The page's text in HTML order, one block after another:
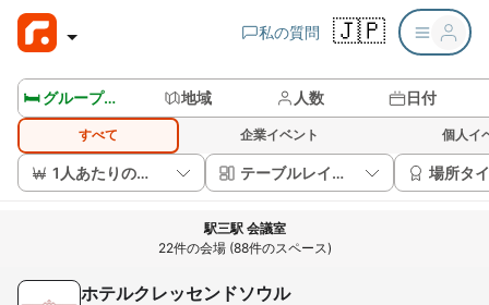
私の質問 🇯🇵
🛏️ グループルームを見る 地域 人数 日付
すべて 企業イベント 個人イ
1人あたりの価格 テーブルレイアウト 場所タ
駅三駅 会議室
22件の会場 (88件のスペース)
ホテルクレッセンドソウル